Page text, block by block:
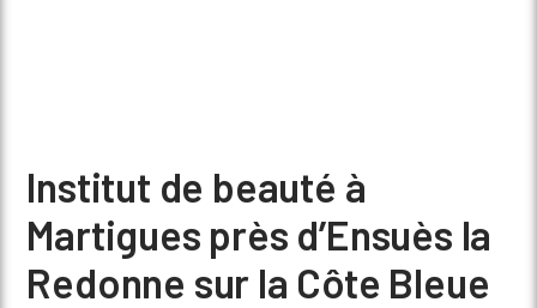
Institut de beauté à
Martigues près d’Ensuès la
Redonne sur la Côte Bleue